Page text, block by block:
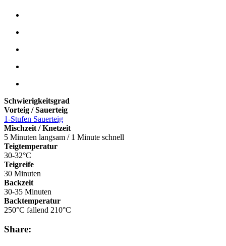
Schwierigkeitsgrad
Vorteig / Sauerteig
1-Stufen Sauerteig
Mischzeit / Knetzeit
5 Minuten langsam / 1 Minute schnell
Teigtemperatur
30-32°C
Teigreife
30 Minuten
Backzeit
30-35 Minuten
Backtemperatur
250°C fallend 210°C
Share: